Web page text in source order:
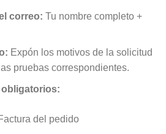
correo: Tu nombre completo +
Expón los motivos de la solicitud
pruebas correspondientes.
del pedido